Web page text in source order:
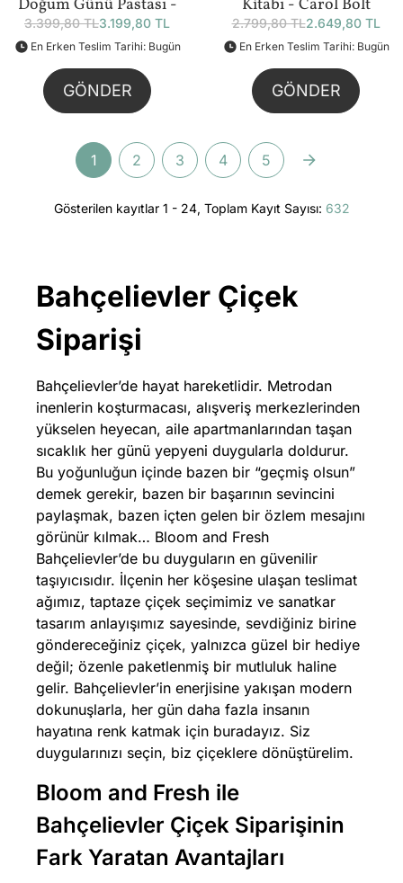
Doğum Günü Pastası -
219 Parça (40815) Bundle
3.399,80 TL3.199,80 TL
En Erken Teslim Tarihi: Bugün
GÖNDER
Kitabı - Carol Bolt
Bundle
2.799,80 TL2.649,80 TL
En Erken Teslim Tarihi: Bugün
GÖNDER
1 2 3 4 5
Gösterilen kayıtlar 1 - 24, Toplam Kayıt Sayısı: 632
Bahçelievler Çiçek
Siparişi
Bahçelievler’de hayat hareketlidir. Metrodan
inenlerin koşturmacası, alışveriş merkezlerinden
yükselen heyecan, aile apartmanlarından taşan
sıcaklık her günü yepyeni duygularla doldurur.
Bu yoğunluğun içinde bazen bir “geçmiş olsun”
demek gerekir, bazen bir başarının sevincini
paylaşmak, bazen içten gelen bir özlem mesajını
görünür kılmak… Bloom and Fresh
Bahçelievler’de bu duyguların en güvenilir
taşıyıcısıdır. İlçenin her köşesine ulaşan teslimat
ağımız, taptaze çiçek seçimimiz ve sanatkar
tasarım anlayışımız sayesinde, sevdiğiniz birine
göndereceğiniz çiçek, yalnızca güzel bir hediye
değil; özenle paketlenmiş bir mutluluk haline
gelir. Bahçelievler’in enerjisine yakışan modern
dokunuşlarla, her gün daha fazla insanın
hayatına renk katmak için buradayız. Siz
duygularınızı seçin, biz çiçeklere dönüştürelim.
Bloom and Fresh ile
Bahçelievler Çiçek Siparişinin
Fark Yaratan Avantajları